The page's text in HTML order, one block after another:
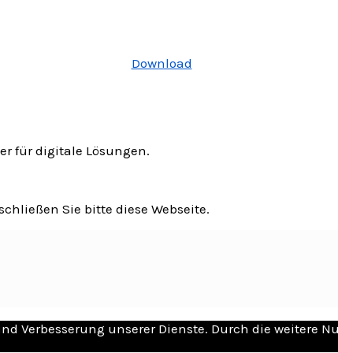
Download
für digitale Lösungen.
Sie bitte diese Webseite.
Verbesserung unserer Dienste. Durch die weitere